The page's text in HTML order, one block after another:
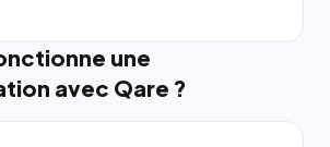
une
avec Qare ?